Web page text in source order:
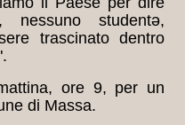
nessuno studentə,
trascinato dentro
ore 9, per un
di Massa.